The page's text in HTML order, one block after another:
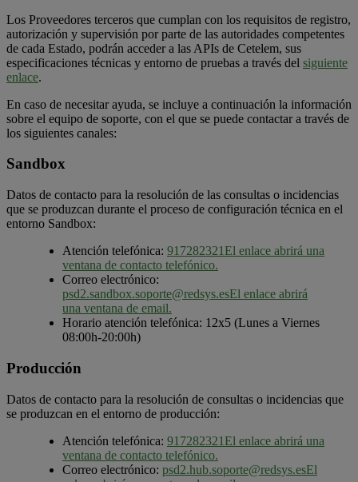
Los Proveedores terceros que cumplan con los requisitos de registro,
autorización y supervisión por parte de las autoridades competentes
de cada Estado, podrán acceder a las APIs de Cetelem, sus
especificaciones técnicas y entorno de pruebas a través del siguiente
enlace.
En caso de necesitar ayuda, se incluye a continuación la información
sobre el equipo de soporte, con el que se puede contactar a través de
los siguientes canales:
Sandbox
Datos de contacto para la resolución de las consultas o incidencias
que se produzcan durante el proceso de configuración técnica en el
entorno Sandbox:
Atención telefónica: 917282321El enlace abrirá una
ventana de contacto telefónico.
Correo electrónico:
psd2.sandbox.soporte@redsys.esEl enlace abrirá
una ventana de email.
Horario atención telefónica: 12x5 (Lunes a Viernes
08:00h-20:00h)
Producción
Datos de contacto para la resolución de consultas o incidencias que
se produzcan en el entorno de producción:
Atención telefónica: 917282321El enlace abrirá una
ventana de contacto telefónico.
Correo electrónico: psd2.hub.soporte@redsys.esEl